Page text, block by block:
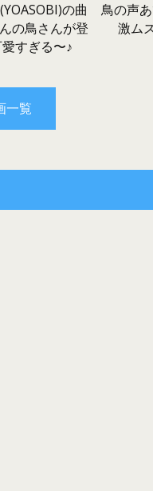
の曲
の鳥さんが登
すぎる〜♪
鳥の声
激ム
一覧